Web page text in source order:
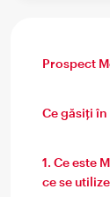
Prospect
Ce găsiți
1. Ce este
ce se